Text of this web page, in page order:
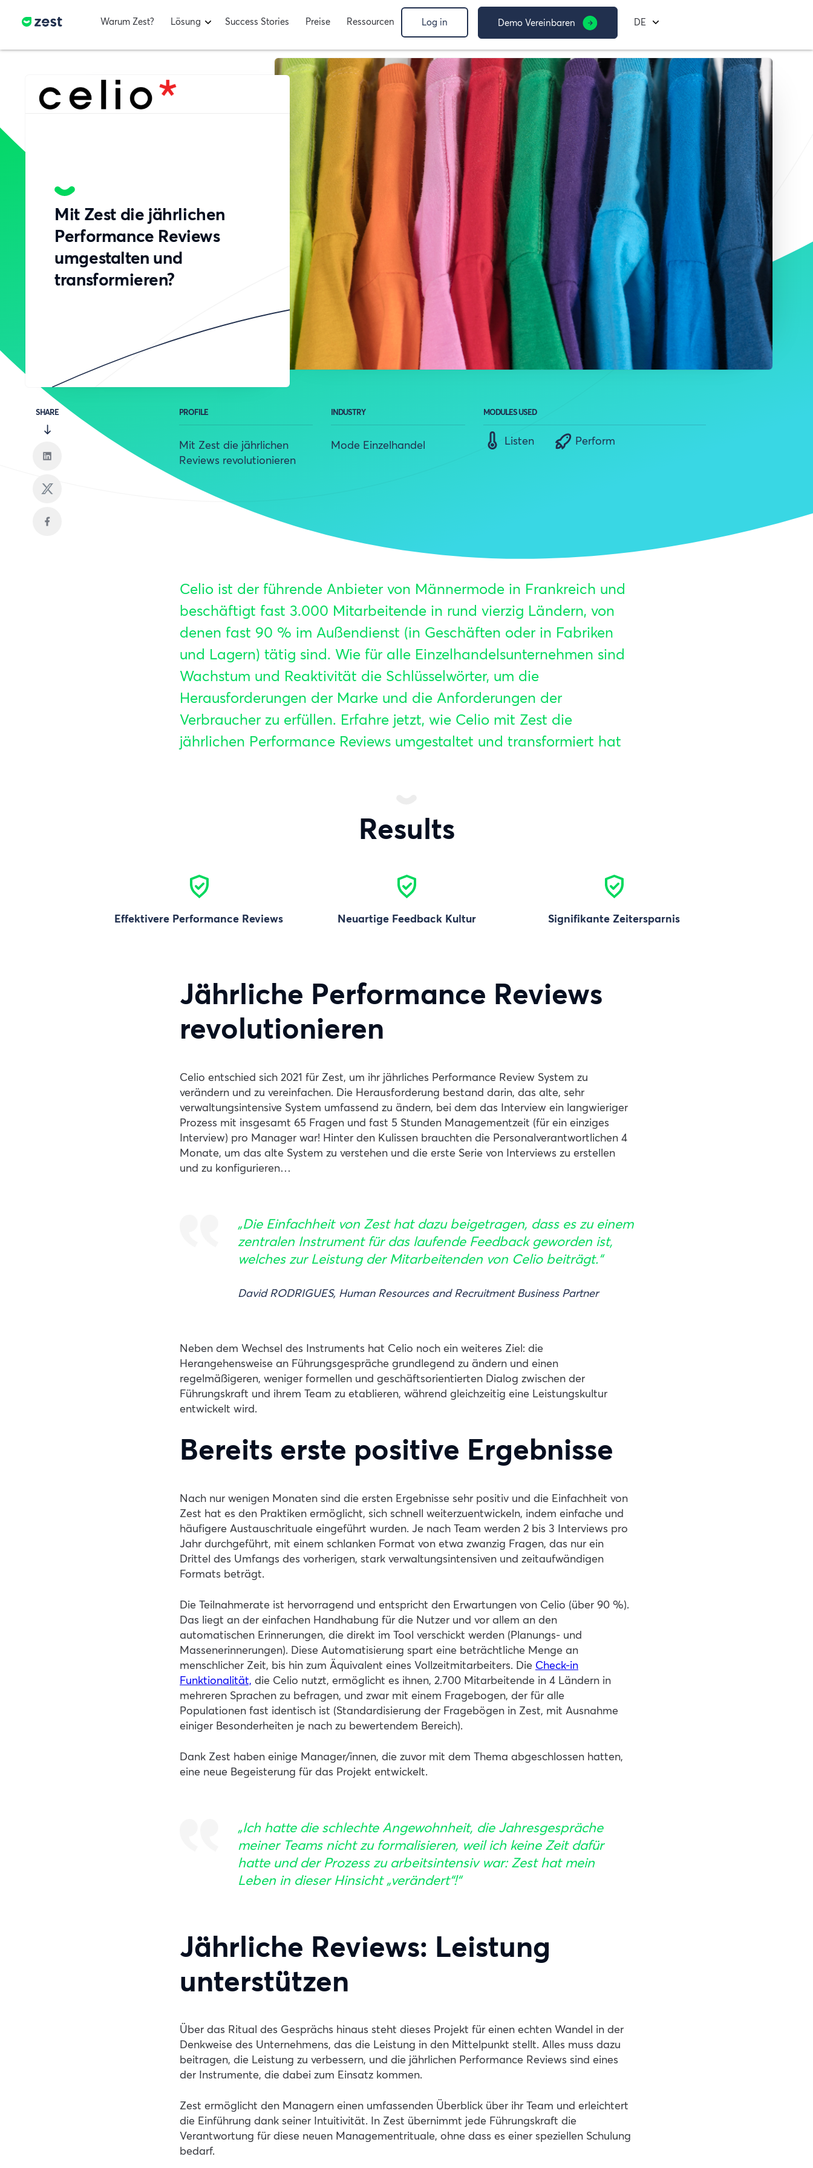
Warum Zest? Lösung Success Stories Preise Ressourcen Log in Demo Vereinbaren DE
Mit Zest die jährlichen
Performance Reviews
umgestalten und
transformieren?
SHARE PROFILE
Mit Zest die jährlichen
Reviews revolutionieren
INDUSTRY
Mode Einzelhandel
MODULES USED
Listen Perform
Celio ist der führende Anbieter von Männermode in Frankreich und
beschäftigt fast 3.000 Mitarbeitende in rund vierzig Ländern, von
denen fast 90 % im Außendienst (in Geschäften oder in Fabriken
und Lagern) tätig sind. Wie für alle Einzelhandelsunternehmen sind
Wachstum und Reaktivität die Schlüsselwörter, um die
Herausforderungen der Marke und die Anforderungen der
Verbraucher zu erfüllen. Erfahre jetzt, wie Celio mit Zest die
jährlichen Performance Reviews umgestaltet und transformiert hat
Results
Effektivere Performance Reviews Neuartige Feedback Kultur Signifikante Zeitersparnis
Jährliche Performance Reviews
revolutionieren
Celio entschied sich 2021 für Zest, um ihr jährliches Performance Review System zu
verändern und zu vereinfachen. Die Herausforderung bestand darin, das alte, sehr
verwaltungsintensive System umfassend zu ändern, bei dem das Interview ein langwieriger
Prozess mit insgesamt 65 Fragen und fast 5 Stunden Managementzeit (für ein einziges
Interview) pro Manager war! Hinter den Kulissen brauchten die Personalverantwortlichen 4
Monate, um das alte System zu verstehen und die erste Serie von Interviews zu erstellen
und zu konfigurieren…
„Die Einfachheit von Zest hat dazu beigetragen, dass es zu einem
zentralen Instrument für das laufende Feedback geworden ist,
welches zur Leistung der Mitarbeitenden von Celio beiträgt.“
David RODRIGUES, Human Resources and Recruitment Business Partner
Neben dem Wechsel des Instruments hat Celio noch ein weiteres Ziel: die
Herangehensweise an Führungsgespräche grundlegend zu ändern und einen
regelmäßigeren, weniger formellen und geschäftsorientierten Dialog zwischen der
Führungskraft und ihrem Team zu etablieren, während gleichzeitig eine Leistungskultur
entwickelt wird.
Bereits erste positive Ergebnisse
Nach nur wenigen Monaten sind die ersten Ergebnisse sehr positiv und die Einfachheit von
Zest hat es den Praktiken ermöglicht, sich schnell weiterzuentwickeln, indem einfache und
häufigere Austauschrituale eingeführt wurden. Je nach Team werden 2 bis 3 Interviews pro
Jahr durchgeführt, mit einem schlanken Format von etwa zwanzig Fragen, das nur ein
Drittel des Umfangs des vorherigen, stark verwaltungsintensiven und zeitaufwändigen
Formats beträgt.
Die Teilnahmerate ist hervorragend und entspricht den Erwartungen von Celio (über 90 %).
Das liegt an der einfachen Handhabung für die Nutzer und vor allem an den
automatischen Erinnerungen, die direkt im Tool verschickt werden (Planungs- und
Massenerinnerungen). Diese Automatisierung spart eine beträchtliche Menge an
menschlicher Zeit, bis hin zum Äquivalent eines Vollzeitmitarbeiters. Die Check-in
Funktionalität, die Celio nutzt, ermöglicht es ihnen, 2.700 Mitarbeitende in 4 Ländern in
mehreren Sprachen zu befragen, und zwar mit einem Fragebogen, der für alle
Populationen fast identisch ist (Standardisierung der Fragebögen in Zest, mit Ausnahme
einiger Besonderheiten je nach zu bewertendem Bereich).
Dank Zest haben einige Manager/innen, die zuvor mit dem Thema abgeschlossen hatten,
eine neue Begeisterung für das Projekt entwickelt.
„Ich hatte die schlechte Angewohnheit, die Jahresgespräche
meiner Teams nicht zu formalisieren, weil ich keine Zeit dafür
hatte und der Prozess zu arbeitsintensiv war: Zest hat mein
Leben in dieser Hinsicht „verändert“!“
Jährliche Reviews: Leistung
unterstützen
Über das Ritual des Gesprächs hinaus steht dieses Projekt für einen echten Wandel in der
Denkweise des Unternehmens, das die Leistung in den Mittelpunkt stellt. Alles muss dazu
beitragen, die Leistung zu verbessern, und die jährlichen Performance Reviews sind eines
der Instrumente, die dabei zum Einsatz kommen.
Zest ermöglicht den Managern einen umfassenden Überblick über ihr Team und erleichtert
die Einführung dank seiner Intuitivität. In Zest übernimmt jede Führungskraft die
Verantwortung für diese neuen Managementrituale, ohne dass es einer speziellen Schulung
bedarf.